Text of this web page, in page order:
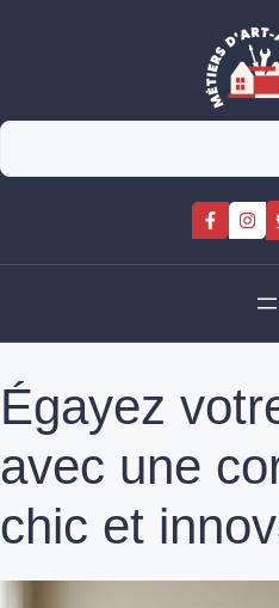
Rechercher
Égayez
avec une
chic et